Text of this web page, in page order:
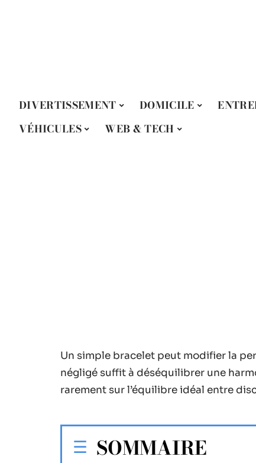
DIVERTISSEMENT DOMICILE
VÉHICULES
WEB & TECH
Un simple bracelet peut modifier la
négligé suffit à déséquilibrer une
rarement sur l’équilibre idéal entre
SOMMAIRE